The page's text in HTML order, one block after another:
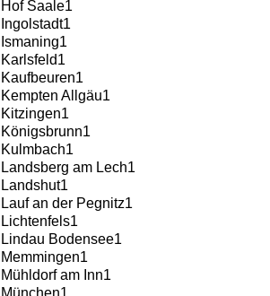
Hof Saale1
Ingolstadt1
Ismaning1
Karlsfeld1
Kaufbeuren1
Kempten Allgäu1
Kitzingen1
Königsbrunn1
Kulmbach1
Landsberg am Lech1
Landshut1
Lauf an der Pegnitz1
Lichtenfels1
Lindau Bodensee1
Memmingen1
Mühldorf am Inn1
München1